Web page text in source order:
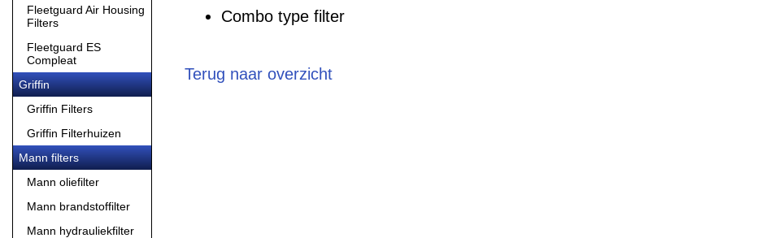
Fleetguard Air Housing
Filters
Fleetguard ES
Compleat
Griffin
Griffin Filters
Griffin Filterhuizen
Mann filters
Mann oliefilter
Mann brandstoffilter
Mann hydrauliekfilter
Combo type filter
Terug naar overzicht